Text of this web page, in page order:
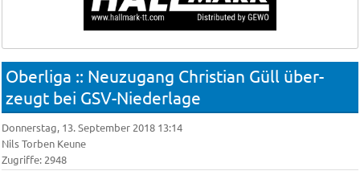
Oberliga :: Neu­zu­gang Christian Güll über­
zeugt bei GSV-Nie­der­la­ge
Donnerstag, 13. September 2018 13:14
Nils Torben Keune
Zugriffe: 2948